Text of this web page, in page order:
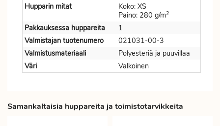
Hupparin mitat
Koko: XS
Paino: 280 g/m2
Pakkauksessa huppareita
1
Valmistajan tuotenumero
021031-00-3
Valmistusmateriaali
Polyesteriä ja puuvillaa
Väri
Valkoinen
Samankaltaisia huppareita ja toimistotarvikkeita